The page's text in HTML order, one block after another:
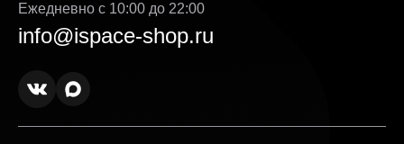
Ежедневно с 10:00 до 22:00
info@ispace-shop.ru